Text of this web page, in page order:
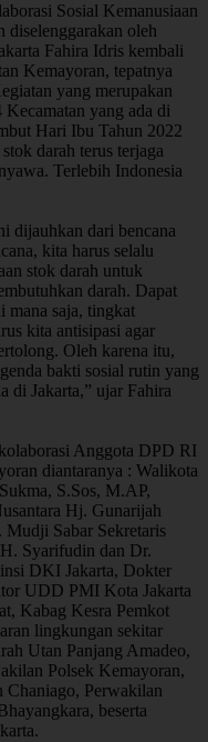
Sosial Kemanusiaan
oleh
Fahira Idris kembali
Kemayoran, tepatnya
yang merupakan
yang ada di
Hari Ibu Tahun 2022
darah terus terjaga
Terlebih Indonesia
dijauhkan dari bencana
kita harus selalu
stok darah untuk
darah. Dapat
mana saja, tingkat
kita antisipasi agar
Oleh karena itu,
bakti sosial rutin yang
di Jakarta,” ujar Fahira
Anggota DPD RI
diantaranya : Walikota
S.Sos, M.AP,
Hj. Gunarijah
Mudji Sabar Sekretaris
Syarifudin dan Dr.
DKI Jakarta, Dokter
UDD PMI Kota Jakarta
Kabag Kesra Pemkot
lingkungan sekitar
Utan Panjang Amadeo,
Polsek Kemayoran,
Perwakilan
beserta